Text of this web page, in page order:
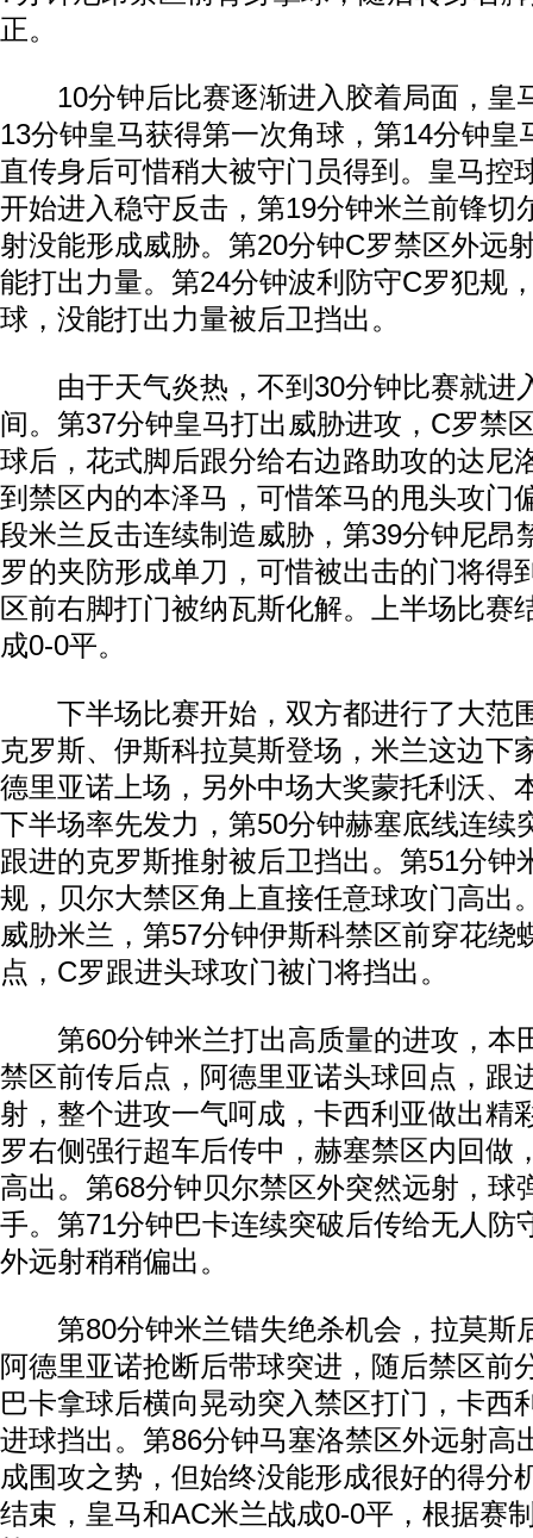
正。
10分钟后比赛逐渐进入胶着局面，皇
13分钟皇马获得第一次角球，第14分钟皇
直传身后可惜稍大被守门员得到。皇马控
开始进入稳守反击，第19分钟米兰前锋切
射没能形成威胁。第20分钟C罗禁区外远
能打出力量。第24分钟波利防守C罗犯规
球，没能打出力量被后卫挡出。
由于天气炎热，不到30分钟比赛就进
间。第37分钟皇马打出威胁进攻，C罗禁
球后，花式脚后跟分给右边路助攻的达尼
到禁区内的本泽马，可惜笨马的甩头攻门
段米兰反击连续制造威胁，第39分钟尼昂
罗的夹防形成单刀，可惜被出击的门将得
区前右脚打门被纳瓦斯化解。上半场比赛
成0-0平。
下半场比赛开始，双方都进行了大范
克罗斯、伊斯科拉莫斯登场，米兰这边下
德里亚诺上场，另外中场大奖蒙托利沃、
下半场率先发力，第50分钟赫塞底线连续
跟进的克罗斯推射被后卫挡出。第51分钟
规，贝尔大禁区角上直接任意球攻门高出
威胁米兰，第57分钟伊斯科禁区前穿花绕
点，C罗跟进头球攻门被门将挡出。
第60分钟米兰打出高质量的进攻，本
禁区前传后点，阿德里亚诺头球回点，跟
射，整个进攻一气呵成，卡西利亚做出精
罗右侧强行超车后传中，赫塞禁区内回做
高出。第68分钟贝尔禁区外突然远射，球
手。第71分钟巴卡连续突破后传给无人防
外远射稍稍偏出。
第80分钟米兰错失绝杀机会，拉莫斯
阿德里亚诺抢断后带球突进，随后禁区前
巴卡拿球后横向晃动突入禁区打门，卡西
进球挡出。第86分钟马塞洛禁区外远射高
成围攻之势，但始终没能形成很好的得分
结束，皇马和AC米兰战成0-0平，根据赛